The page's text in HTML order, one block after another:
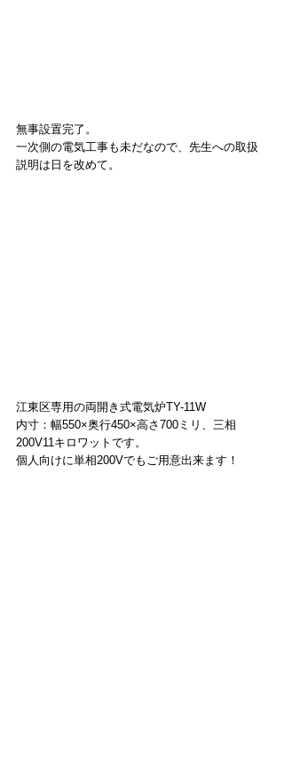
無事設置完了。
一次側の電気工事も未だなので、先生への取扱
説明は日を改めて。
江東区専用の両開き式電気炉TY-11W
内寸：幅550×奥行450×高さ700ミリ、三相
200V11キロワットです。
個人向けに単相200Vでもご用意出来ます！